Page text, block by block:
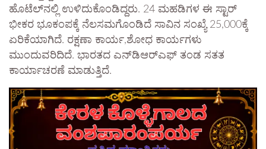
ಹೊಟೆಲ್‌ನಲ್ಲಿ ಉಳಿದುಕೊಂಡಿದ್ದರು. 24 ಮಹಡಿಗಳ ಈ ಸ್ಟಾರ್
ಭೀಕರ ಭೂಕಂಪಕ್ಕೆ ನೆಲಸಮಗೊಂಡಿದೆ ಸಾವಿನ ಸಂಖ್ಯೆ 25,000ಕ್ಕೆ
ಏರಿಕೆಯಾಗಿದೆ. ರಕ್ಷಣಾ ಕಾರ್ಯ,ಶೋಧ ಕಾರ್ಯಗಳು
ಮುಂದುವರಿದಿದೆ. ಭಾರತದ ಎನ್‌ಡಿಆರ್‌ಎಫ್ ತಂಡ ಸತತ
ಕಾರ್ಯಾಚರಣೆ ಮಾಡುತ್ತಿದೆ.